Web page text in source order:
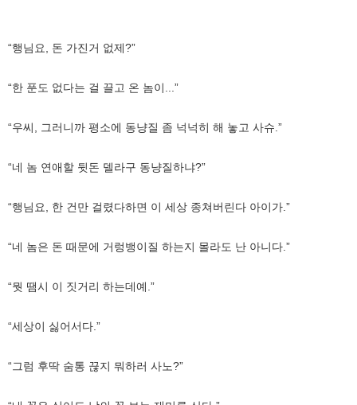
“행님요, 돈 가진거 없제?”
“한 푼도 없다는 걸 끌고 온 놈이...”
“우씨, 그러니까 평소에 동냥질 좀 넉넉히 해 놓고 사슈.”
“네 놈 연애할 뒷돈 델라구 동냥질하냐?”
“행님요, 한 건만 걸렸다하면 이 세상 종쳐버린다 아이가.”
“네 놈은 돈 때문에 거렁뱅이질 하는지 몰라도 난 아니다.”
“뭣 땜시 이 짓거리 하는데예.”
“세상이 싫어서다.”
“그럼 후딱 숨통 끊지 뭐하러 사노?”